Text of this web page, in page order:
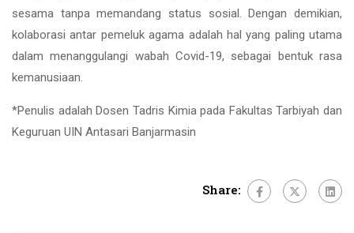
sesama tanpa memandang status sosial. Dengan demikian,
kolaborasi antar pemeluk agama adalah hal yang paling utama
dalam menanggulangi wabah Covid-19, sebagai bentuk rasa
kemanusiaan.
*Penulis adalah Dosen Tadris Kimia pada Fakultas Tarbiyah dan
Keguruan UIN Antasari Banjarmasin
Share: